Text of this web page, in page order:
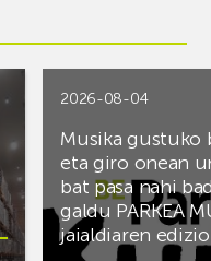
2026-08-04
Musika gustuko
eta giro onean
bat pasa nahi
galdu PARKEA
jaialdiaren